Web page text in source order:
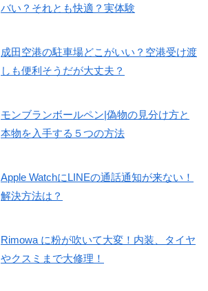
バい？それとも快適？実体験
成田空港の駐車場どこがいい？空港受け渡
しも便利そうだが大丈夫？
モンブランボールペン|偽物の見分け方と
本物を入手する５つの方法
Apple WatchにLINEの通話通知が来ない！
解決方法は？
Rimowa に粉が吹いて大変！内装、タイヤ
やクスミまで大修理！